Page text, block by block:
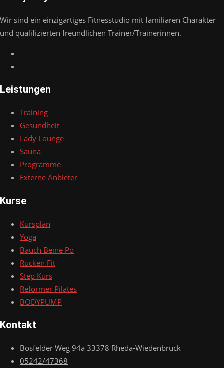
Wir sind ein einzigartiges Fitnesstudio mit familiären Charakter
und qualifizierten freundlichen Trainer/Trainerinnen.
Leistungen
Training
Gesundheit
Lady Lounge
Sauna
Programme
Externe Anbieter
Kurse
Kursplan
Yoga
Bauch Beine Po
Rücken Fit
Step Kurs
Reformer Pilates
BODYPUMP
Kontakt
Bosfelder Weg 94a 33378 Rheda-Wiedenbrück
05242/47368